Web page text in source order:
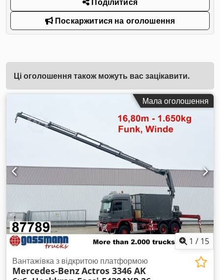
Поскаржитися на оголошення
Ці оголошення також можуть вас зацікавити.
Мала оголошення
1 / 15
Вантажівка з відкритою платформою
Mercedes-BenzActros 3346 AK